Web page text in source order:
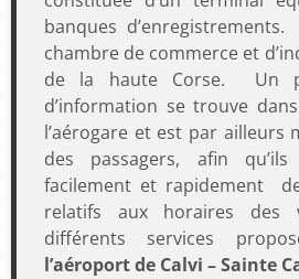
banques
chambre de commerce et
de la haute Corse. Un
d’information se trouve
l’aérogare et est par ailleurs
des passagers, afin
facilement et rapidement
relatifs aux horaires des
différents services
l’aéroport de Calvi – Sainte